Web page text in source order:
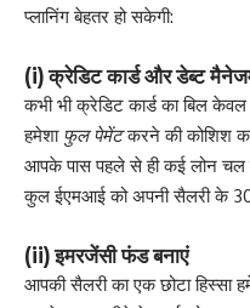
प्लानिंग बेहतर हो सकेगी:
(i) क्रेडिट कार्ड और डेब्ट
कभी भी क्रेडिट कार्ड का बिल केवल
हमेशा फुल पेमेंटकरने की कोशिश
आपके पास पहले से ही कई लोन चल
कुल ईएमआई को अपनी सैलरी के
(ii) इमरजेंसी फंड बनाएं
आपकी सैलरी का एक छोटा हिस्सा